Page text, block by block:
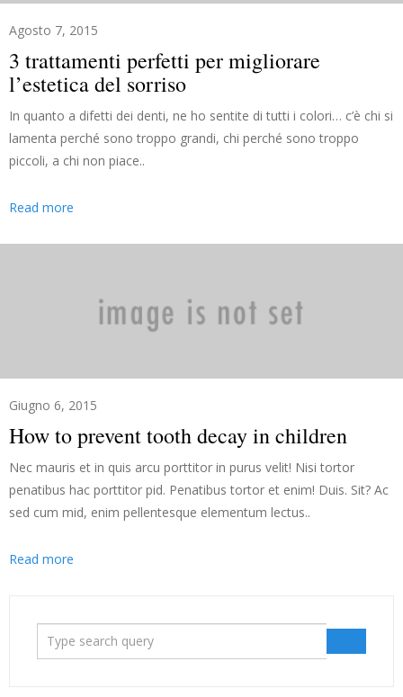
Agosto 7, 2015
3 trattamenti perfetti per migliorare
l’estetica del sorriso
In quanto a difetti dei denti, ne ho sentite di tutti i colori… c’è chi si
lamenta perché sono troppo grandi, chi perché sono troppo
piccoli, a chi non piace..
Read more
Giugno 6, 2015
How to prevent tooth decay in children
Nec mauris et in quis arcu porttitor in purus velit! Nisi tortor
penatibus hac porttitor pid. Penatibus tortor et enim! Duis. Sit? Ac
sed cum mid, enim pellentesque elementum lectus..
Read more